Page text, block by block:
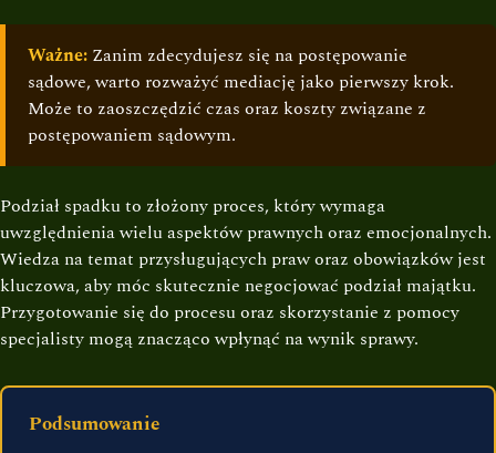
Ważne: Zanim zdecydujesz się na postępowanie
sądowe, warto rozważyć mediację jako pierwszy krok.
Może to zaoszczędzić czas oraz koszty związane z
postępowaniem sądowym.
Podział spadku to złożony proces, który wymaga
uwzględnienia wielu aspektów prawnych oraz emocjonalnych.
Wiedza na temat przysługujących praw oraz obowiązków jest
kluczowa, aby móc skutecznie negocjować podział majątku.
Przygotowanie się do procesu oraz skorzystanie z pomocy
specjalisty mogą znacząco wpłynąć na wynik sprawy.
Podsumowanie